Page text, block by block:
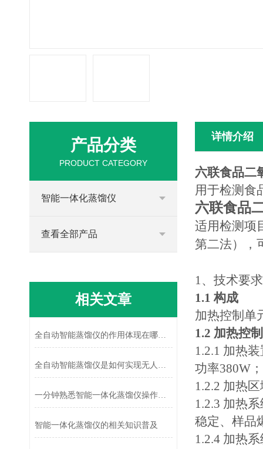
详情介绍
六联食品二
用于检测食
六联食品
适用检测项
第二法），
1、技术要求
1.1 构成
加热控制单
1.2 加热控
1.2.1 加热
功率380W
1.2.2 加热
1.2.3 加热
稳定、样品
1.2.4 加热
产品分类
PRODUCT CATEGORY
智能一体化蒸馏仪
查看全部产品
相关文章
全自动智能蒸馏仪的作用体现在哪些方面?
全自动智能蒸馏仪是如何实现无人值守的准确分离的?
一分钟熟悉智能一体化蒸馏仪操作方法
智能一体化蒸馏仪的相关知识普及